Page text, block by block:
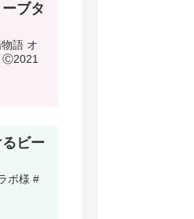
ブタ
語 オ
Ⓒ2021
ビー
ボ様 #